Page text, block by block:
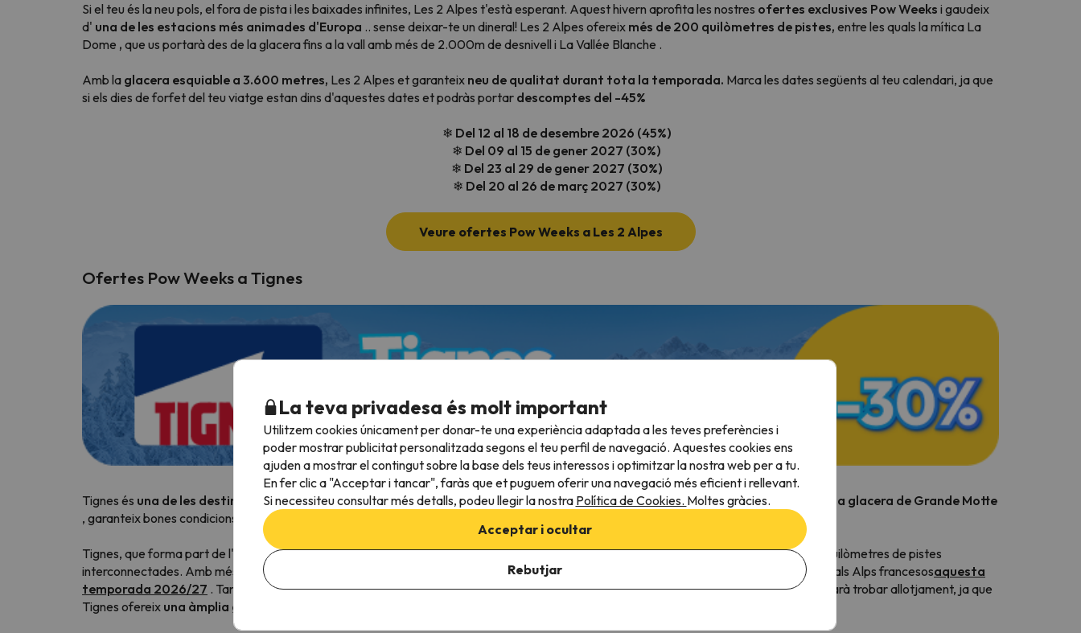
Si el teu és la neu pols, el fora de pista i les baixades infinites, Les 2 Alpes t'està esperant. Aquest hivern aprofita les nostres ofertes exclusives Pow Weeks i gaudeix
d' una de les estacions més animades d'Europa .. sense deixar-te un dineral! Les 2 Alpes ofereix més de 200 quilòmetres de pistes, entre les quals la mítica La
Dome , que us portarà des de la glacera fins a la vall amb més de 2.000m de desnivell i La Vallée Blanche .
Amb la glacera esquiable a 3.600 metres, Les 2 Alpes et garanteix neu de qualitat durant tota la temporada. Marca les dates següents al teu calendari, ja que
si els dies de forfet del teu viatge estan dins d'aquestes dates et podràs portar descomptes del -45%
❄ Del 12 al 18 de desembre 2026 (45%)
❄ Del 09 al 15 de gener 2027 (30%)
❄ Del 23 al 29 de gener 2027 (30%)
❄ Del 20 al 26 de març 2027 (30%)
Veure ofertes Pow Weeks a Les 2 Alpes
Ofertes Pow Weeks a Tignes
Tignes és una de les destinacions més popularsentre esquiadors i surfistes de neu de tot el món. Amb les seves pistes de gran altitud i
la glacera de Grande Motte
, garanteix bones condicions de neu fins i tot en els mesos més càlids.
Tignes, que forma part de l'enormedomini esquiable d'Espace Killyi que també etdóna accés a la Val d'Isère, ofereix més de 300 quilòmetres de pistes
interconnectades. Amb més de 3400 metres d'altitud i una de les temporades més llargues d'Europa, és
per esquiar als Alps francesosaquesta
temporada 2026/27 . Tant si sou esquiador principiant com un autèntic expert, trobareu pistes que s'adaptin al vostre nivell. I no us costarà trobar allotjament, ja que
Tignes ofereix una àmplia gamma d'allotjaments a peu de pista
La teva privadesa és molt important
Utilitzem cookies únicament per donar-te una experiència adaptada a les teves preferències i
poder mostrar publicitat personalitzada segons el teu perfil de navegació. Aquestes cookies ens
ajuden a mostrar el contingut sobre la base dels teus interessos i optimitzar la nostra web per a tu.
En fer clic a "Acceptar i tancar", faràs que et puguem oferir una navegació més eficient i rellevant.
Si necessiteu consultar més detalls, podeu llegir la nostra Política de Cookies. Moltes gràcies.
Acceptar i ocultar
Rebutjar